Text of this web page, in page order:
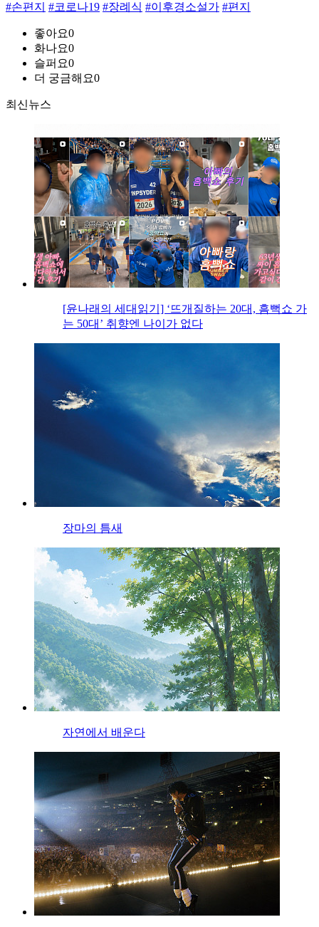
#손편지 #코로나19 #장례식 #이후경소설가 #편지
좋아요0
화나요0
슬퍼요0
더 궁금해요0
최신뉴스
[윤나래의 세대읽기] ‘뜨개질하는 20대, 흠뻑쇼 가
는 50대’ 취향엔 나이가 없다
장마의 틈새
자연에서 배운다